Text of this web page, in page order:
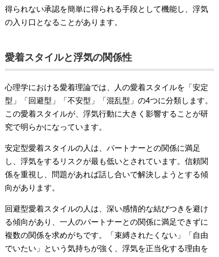
得られない承認を簡単に得られる手段として機能し、浮気
の入り口となることがあります。
愛着スタイルと浮気の関係性
心理学における愛着理論では、人の愛着スタイルを「安定
型」「回避型」「不安型」「混乱型」の4つに分類します。
この愛着スタイルが、浮気行動に大きく影響することが研
究で明らかになっています。
安定型愛着スタイルの人は、パートナーとの関係に満足
し、浮気をするリスクが最も低いとされています。信頼関
係を重視し、問題があれば話し合いで解決しようとする傾
向があります。
回避型愛着スタイルの人は、深い感情的な結びつきを避け
る傾向があり、一人のパートナーとの関係に満足できずに
複数の関係を求めがちです。「束縛されたくない」「自由
でいたい」という気持ちが強く、浮気を正当化する理由を